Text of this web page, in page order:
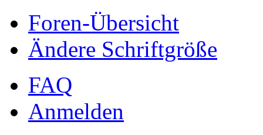
Foren-Übersicht
Ändere Schriftgröße
FAQ
Anmelden